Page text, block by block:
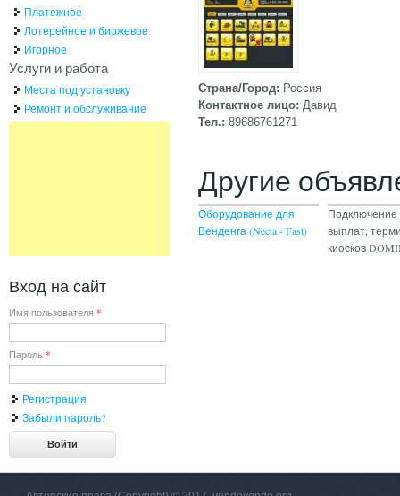
Страна/Город: Россия
Контактное лицо: Давид
Тел.: 89686761271
Другие
Оборудование для
Венденга (Necta - Fast)
Подключение
выплат,
киосков
Платежное
Лотерейное и биржевое
Игорное
Услуги и работа
Места под установку
Ремонт и обслуживание
Вход на сайт
Имя пользователя *
Пароль *
Регистрация
Забыли пароль?